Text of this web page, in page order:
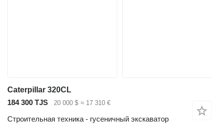
Caterpillar 320CL
184 300 TJS
20 000 $ ≈ 17 310 €
Строительная техника - гусеничный экскаватор